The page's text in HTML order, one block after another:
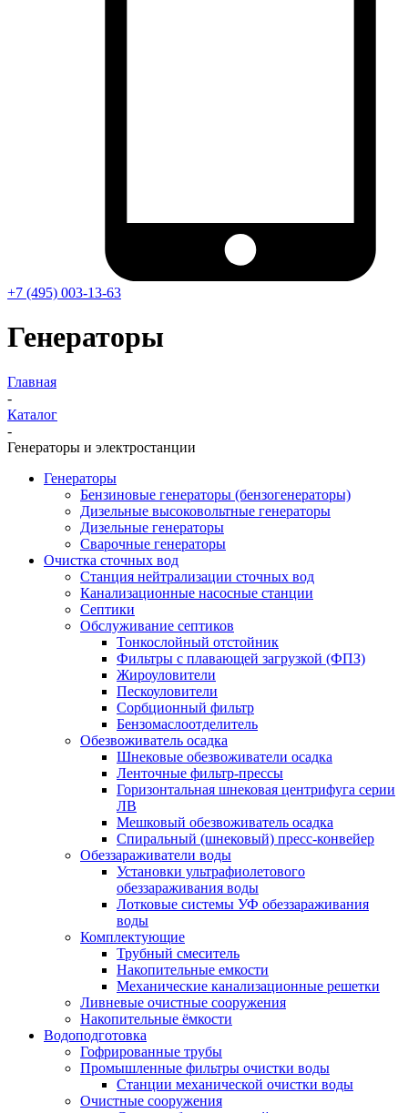
+7 (495) 003-13-63
Генераторы
Главная
-
Каталог
-
Генераторы и электростанции
Генераторы
Бензиновые генераторы (бензогенераторы)
Дизельные высоковольтные генераторы
Дизельные генераторы
Сварочные генераторы
Очистка сточных вод
Станция нейтрализации сточных вод
Канализационные насосные станции
Септики
Обслуживание септиков
Тонкослойный отстойник
Фильтры с плавающей загрузкой (ФПЗ)
Жироуловители
Пескоуловители
Сорбционный фильтр
Бензомаслоотделитель
Обезвоживатель осадка
Шнековые обезвоживатели осадка
Ленточные фильтр-прессы
Горизонтальная шнековая центрифуга серии
ЛВ
Мешковый обезвоживатель осадка
Спиральный (шнековый) пресс-конвейер
Обеззараживатели воды
Установки ультрафиолетового
обеззараживания воды
Лотковые системы УФ обеззараживания
воды
Комплектующие
Трубный смеситель
Накопительные емкости
Механические канализационные решетки
Ливневые очистные сооружения
Накопительные ёмкости
Водоподготовка
Гофрированные трубы
Промышленные фильтры очистки воды
Станции механической очистки воды
Очистные сооружения